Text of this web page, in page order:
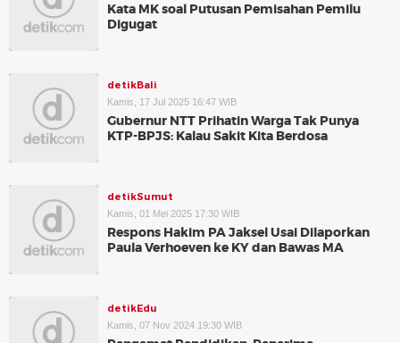
Kata MK soal Putusan Pemisahan Pemilu
Digugat
detikBali
Kamis, 17 Jul 2025 16:47 WIB
Gubernur NTT Prihatin Warga Tak Punya
KTP-BPJS: Kalau Sakit Kita Berdosa
detikSumut
Kamis, 01 Mei 2025 17:30 WIB
Respons Hakim PA Jaksel Usai Dilaporkan
Paula Verhoeven ke KY dan Bawas MA
detikEdu
Kamis, 07 Nov 2024 19:30 WIB